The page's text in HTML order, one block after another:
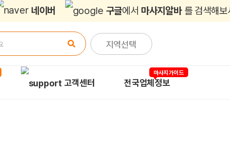
네이버 구글에서 마사지알바 를 검색해보
지역선택
고객센터 전국업체정보
마사지가이드